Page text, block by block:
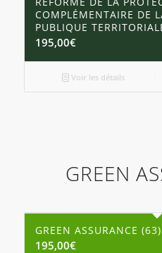
COMPLÉMENTAIRE DE
PUBLIQUE
195,00€
Voir les détails
GREEN
GREEN ASSURANCE (63)
195,00€